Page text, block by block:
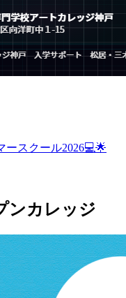
スクール2026💻🌟
ンカレッジ